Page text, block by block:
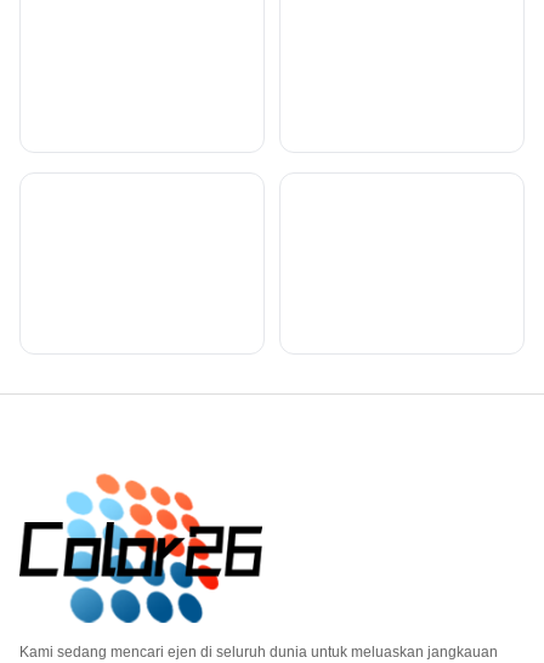
Kami sedang mencari ejen di seluruh dunia untuk meluaskan jangkauan